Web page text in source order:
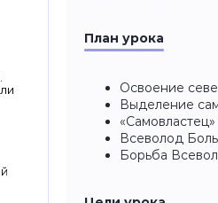
План урока
Освоение
Выделение
Всеволод
Борьба